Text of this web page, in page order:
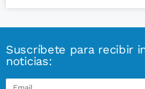
Suscríbete para recibir
noticias: